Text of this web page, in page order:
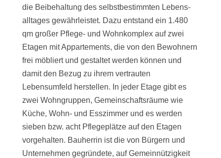
die Beibehaltung des selbstbestimmten Lebens-
alltages gewährleistet. Dazu entstand ein 1.480
qm großer Pflege- und Wohnkomplex auf zwei
Etagen mit Appartements, die von den Bewohnern
frei möbliert und gestaltet werden können und
damit den Bezug zu ihrem vertrauten
Lebensumfeld herstellen. In jeder Etage gibt es
zwei Wohngruppen, Gemeinschaftsräume wie
Küche, Wohn- und Esszimmer und es werden
sieben bzw. acht Pflegeplätze auf den Etagen
vorgehalten. Bauherrin ist die von Bürgern und
Unternehmen gegründete, auf Gemeinnützigkeit